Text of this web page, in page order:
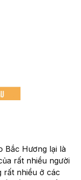
Bắc Hương lại là
rất nhiều người
rất nhiều ở các